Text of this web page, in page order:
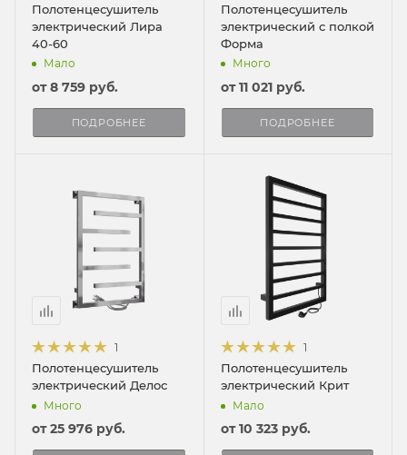
Полотенцесушитель
электрический Лира
40-60
Мало
от8 759 руб.
ПОДРОБНЕЕ
Полотенцесушитель
электрический с полкой
Форма
Много
от11 021 руб.
ПОДРОБНЕЕ
1
Полотенцесушитель
электрический Делос
Много
от25 976 руб.
1
Полотенцесушитель
электрический Крит
Мало
от10 323 руб.